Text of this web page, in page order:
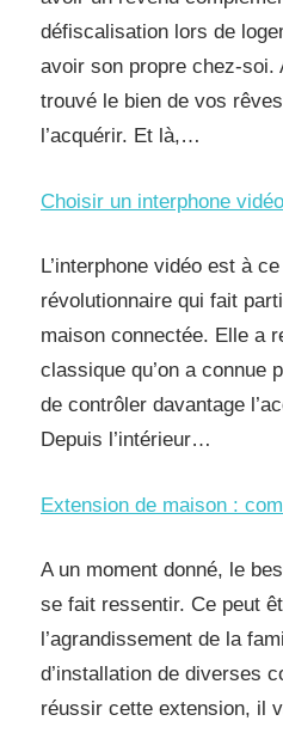
défiscalisation lors de
avoir son propre chez-soi.
trouvé le bien de vos
l’acquérir. Et là,…
Choisir un interphone vidéo
L’interphone vidéo est à
révolutionnaire qui fait
maison connectée. Elle a
classique qu’on a connue
de contrôler davantage
Depuis l’intérieur…
Extension de maison :
A un moment donné, le
se fait ressentir. Ce peut
l’agrandissement de la
d’installation de diverses
réussir cette extension, il